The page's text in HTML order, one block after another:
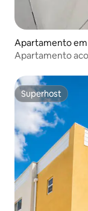
Apartamento
Apartamento
Superhost
Superhost